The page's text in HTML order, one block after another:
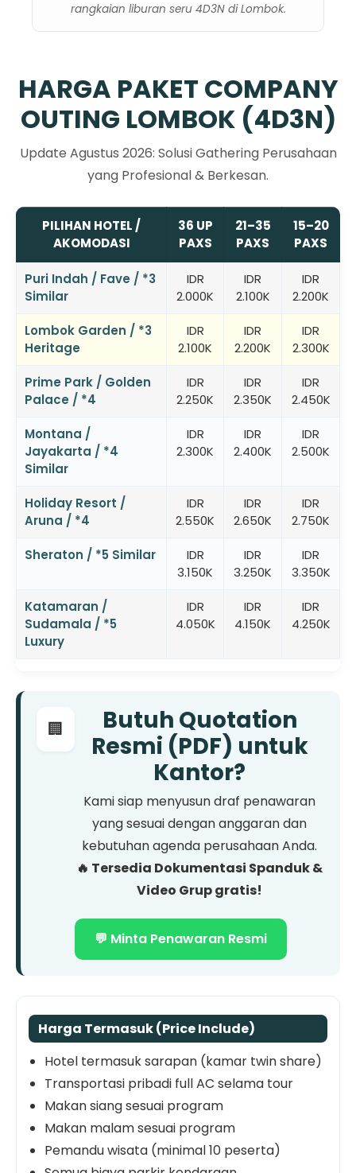
rangkaian liburan seru 4D3N di Lombok.
HARGA PAKET COMPANY
OUTING LOMBOK (4D3N)
Update Agustus 2026: Solusi Gathering Perusahaan
yang Profesional & Berkesan.
PILIHAN HOTEL /
AKOMODASI
36 UP
PAXS
21–35
PAXS
15–20
PAXS
Puri Indah / Fave / *3
Similar
IDR
2.000K
IDR
2.100K
IDR
2.200K
Lombok Garden / *3
Heritage
IDR
2.100K
IDR
2.200K
IDR
2.300K
Prime Park / Golden
Palace / *4
IDR
2.250K
IDR
2.350K
IDR
2.450K
Montana /
Jayakarta / *4
Similar
IDR
2.300K
IDR
2.400K
IDR
2.500K
Holiday Resort /
Aruna / *4
IDR
2.550K
IDR
2.650K
IDR
2.750K
Sheraton / *5 Similar
IDR
3.150K
IDR
3.250K
IDR
3.350K
Katamaran /
Sudamala / *5
Luxury
IDR
4.050K
IDR
4.150K
IDR
4.250K
🏢
Butuh Quotation
Resmi (PDF) untuk
Kantor?
Kami siap menyusun draf penawaran
yang sesuai dengan anggaran dan
kebutuhan agenda perusahaan Anda.
🔥 Tersedia Dokumentasi Spanduk &
Video Grup gratis!
💬 Minta Penawaran Resmi
Harga Termasuk (Price Include)
Hotel termasuk sarapan (kamar twin share)
Transportasi pribadi full AC selama tour
Makan siang sesuai program
Makan malam sesuai program
Pemandu wisata (minimal 10 peserta)